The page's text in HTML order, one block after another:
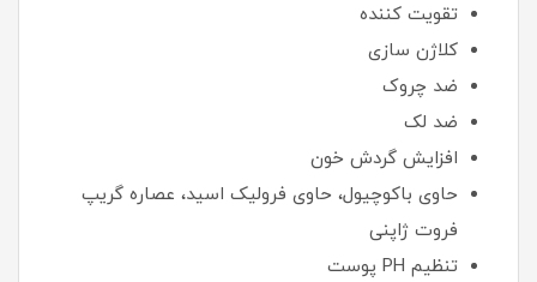
تقویت کننده
کلاژن سازی
ضد چروک
ضد لک
افزایش گردش خون
حاوی باکوچیول، حاوی فرولیک اسید، عصاره گریپ
فروت ژاپنی
تنظیم PH پوست